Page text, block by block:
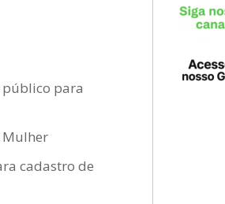
público para
Mulher
cadastro de